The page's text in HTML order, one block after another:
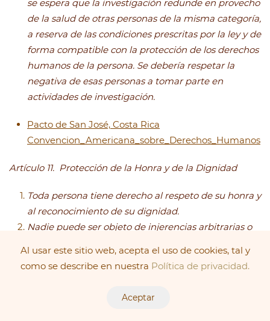
Al usar este sitio web, acepta el uso de cookies, tal y
como se describe en nuestra Política de privacidad.
Aceptar
se espera que la investigación redunde en provecho
de la salud de otras personas de la misma categoría,
a reserva de las condiciones prescritas por la ley y de
forma compatible con la protección de los derechos
humanos de la persona. Se debería respetar la
negativa de esas personas a tomar parte en
actividades de investigación.
Pacto de San José, Costa Rica
Convencion_Americana_sobre_Derechos_Humanos
Artículo 11. Protección de la Honra y de la Dignidad
Toda persona tiene derecho al respeto de su honra y
al reconocimiento de su dignidad.
Nadie puede ser objeto de injerencias arbitrarias o
su domicilio o en su correspondencia, ni de ataques
contra esas injerencias o esos ataques.